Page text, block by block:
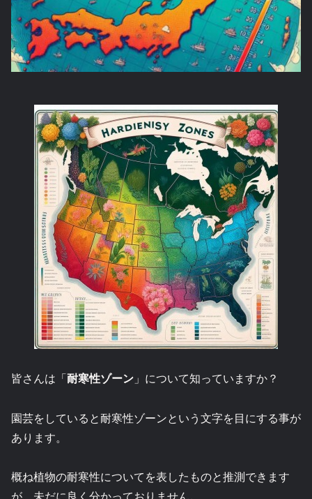
皆さんは「耐寒性ゾーン 」について知っていますか？
園芸をしていると耐寒性ゾーンという文字を目にする事が
あります。
概ね植物の耐寒性についてを表したものと推測できます